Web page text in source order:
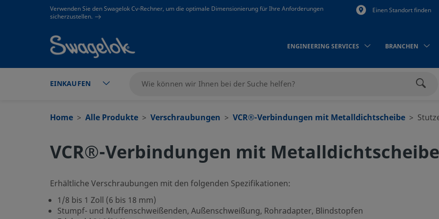
text.skipToContent
text.skipToNavigationVerwenden Sie den Swagelok Cv-Rechner, um die optimale Dimensionierung für Ihre Anforderungen
sicherzustellen.
Einen Standort finden
ENGINEERING SERVICES BRANCHEN
EINKAUFEN
Home Alle Produkte Verschraubungen VCR®-Verbindungen mit Metalldichtscheibe
VCR®-Verbindungen mit
Erhältliche Verschraubungen mit den folgenden Spezifikationen:
1/8 bis 1 Zoll (6 bis 18 mm)
Stumpf- und Muffenschweißenden, Außenschweißung, Rohradapter, Blindstopfen